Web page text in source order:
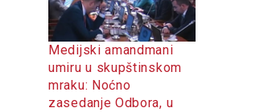
Medijski amandmani
umiru u skupštinskom
mraku: Noćno
zasedanje Odbora, u